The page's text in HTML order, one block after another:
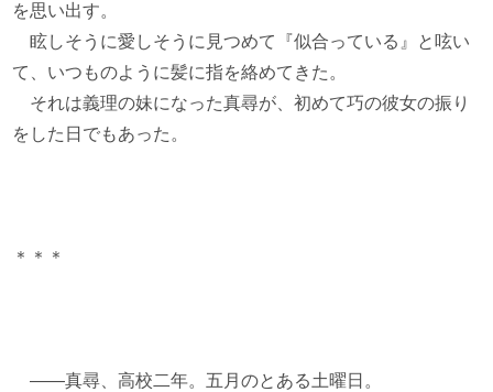
を思い出す。
眩しそうに愛しそうに見つめて『似合っている』と呟い
て、いつものように髪に指を絡めてきた。
それは義理の妹になった真尋が、初めて巧の彼女の振り
をした日でもあった。
＊＊＊
――真尋、高校二年。五月のとある土曜日。